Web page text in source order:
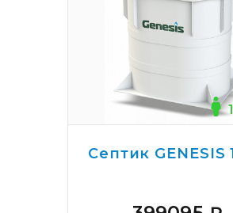
Септик GENESIS